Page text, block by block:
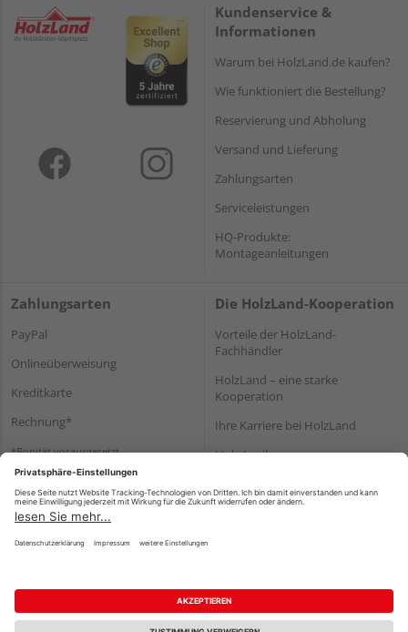
Kundenservice &
Informationen
Warum bei HolzLand.de kaufen?
Wie funktioniert die Bestellung?
Reservierung und Abholung
Versand und Lieferung
Zahlungsarten
Serviceleistungen
HQ-Produkte:
Montageanleitungen
Zahlungsarten
PayPal
Onlineüberweisung
Kreditkarte
Rechnung*
*Bonität vorausgesetzt
Die HolzLand-Kooperation
Vorteile der HolzLand-
Fachhändler
HolzLand – eine starke
Kooperation
Ihre Karriere bei HolzLand
Holz-Lexikon
Impressum Datenschutz
Nutzungsbedingungen
Barrierefreiheitserklärung
Vertrag widerrufen